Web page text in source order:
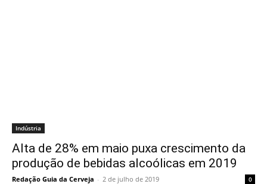
Indústria
Alta de 28% em maio puxa crescimento da
produção de bebidas alcoólicas em 2019
Redação Guia da Cerveja - 2 de julho de 2019 0